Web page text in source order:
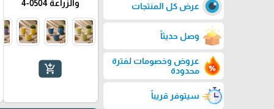
عرض كل المنتجات
وصل حديثاً
عروض وخصومات لفترة
محدودة
سيتوفر قريباً
والزراعة 0504-4
add_shopping_cart